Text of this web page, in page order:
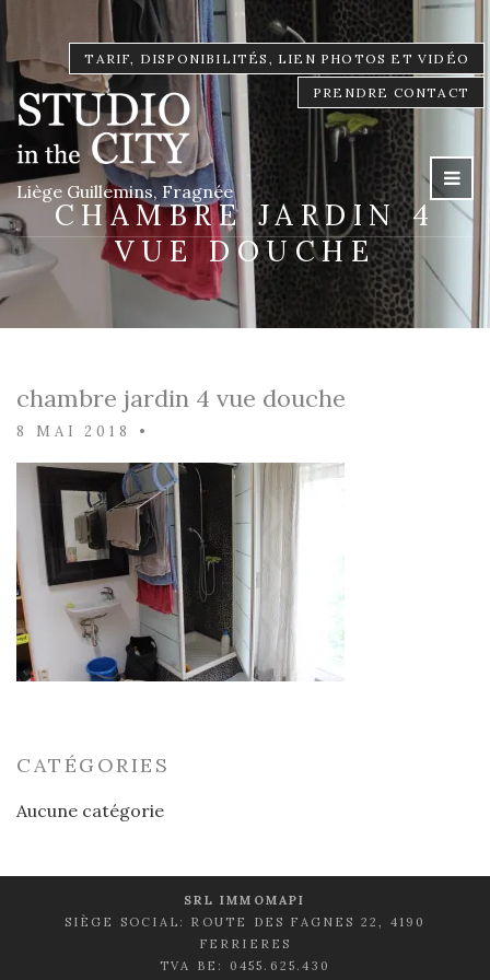
TARIF, DISPONIBILITÉS, LIEN PHOTOS ET VIDÉO
PRENDRE CONTACT
Liège Guillemins, Fragnée
CHAMBRE JARDIN 4
VUE DOUCHE
chambre jardin 4 vue douche
8 MAI 2018 •
CATÉGORIES
Aucune catégorie
SRL IMMOMAPI
SIÈGE SOCIAL: ROUTE DES FAGNES 22, 4190
FERRIERES
TVA BE: 0455.625.430